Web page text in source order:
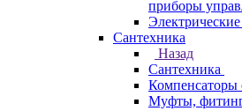
приборы
Сантехника
Назад
Сантехника
Компенсаторы
Муфты,